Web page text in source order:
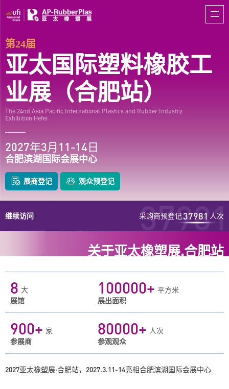
第24届
亚太国际塑料橡胶工
业展（合肥站）
The 24nd Asia Pacific International Plastics and Rubber Industry
Exhibition·Hefei
2027年3月11-14日
合肥滨湖国际会展中心
展商登记 观众预登记
继续访问 采购商预登记37981 人次
37981
关于亚太橡塑展.合肥站
0
1
2
3
4
5
6
7
8
9
0
1
2
3
6
7
8
9
,
.
大
展馆
0
4
5
8
9
0
1
2
3
4
5
6
3
4
7
8
9
0
1
2
3
4
5
3
4
7
8
9
0
1
2
3
4
5
3
4
7
8
9
0
1
2
3
4
5
6
3
4
7
8
9
0
2
3
4
5
6
3
4
5
7
8
9
0
2
3
4
5
6
+ 平方米
展出面积
0
1
2
3
4
5
6
7
8
9
0
1
2
3
4
5
6
7
8
9
,
.
0
1
2
3
4
5
6
7
8
9
0
1
2
3
0
1
2
3
4
5
6
8
9
0
1
2
3
+ 家
参展商
0
1
2
3
4
8
9
0
2
3
4
5
6
7
8
9
,
.
0
1
2
4
5
6
7
8
9
0
1
2
3
0
1
2
4
5
6
7
8
9
0
1
2
3
2
4
5
6
7
8
9
0
1
2
3
2
4
5
6
7
8
9
0
2
3
+ 人次
参观观众
2027亚太橡塑展·合肥站，2027.3.11-14亮相合肥滨湖国际会展中心